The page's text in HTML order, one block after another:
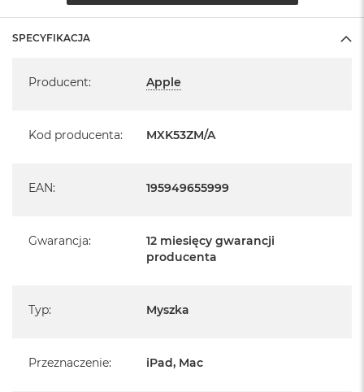
SPECYFIKACJA
Producent: Apple
Kod producenta: MXK53ZM/A
EAN: 195949655999
Gwarancja:
12 miesięcy gwarancji
producenta
Typ: Myszka
Przeznaczenie: iPad, Mac